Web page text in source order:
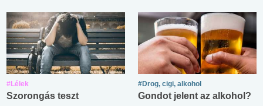
#Lélek
Szorongás teszt
#Drog, cigi, alkohol
Gondot jelent az alkohol?